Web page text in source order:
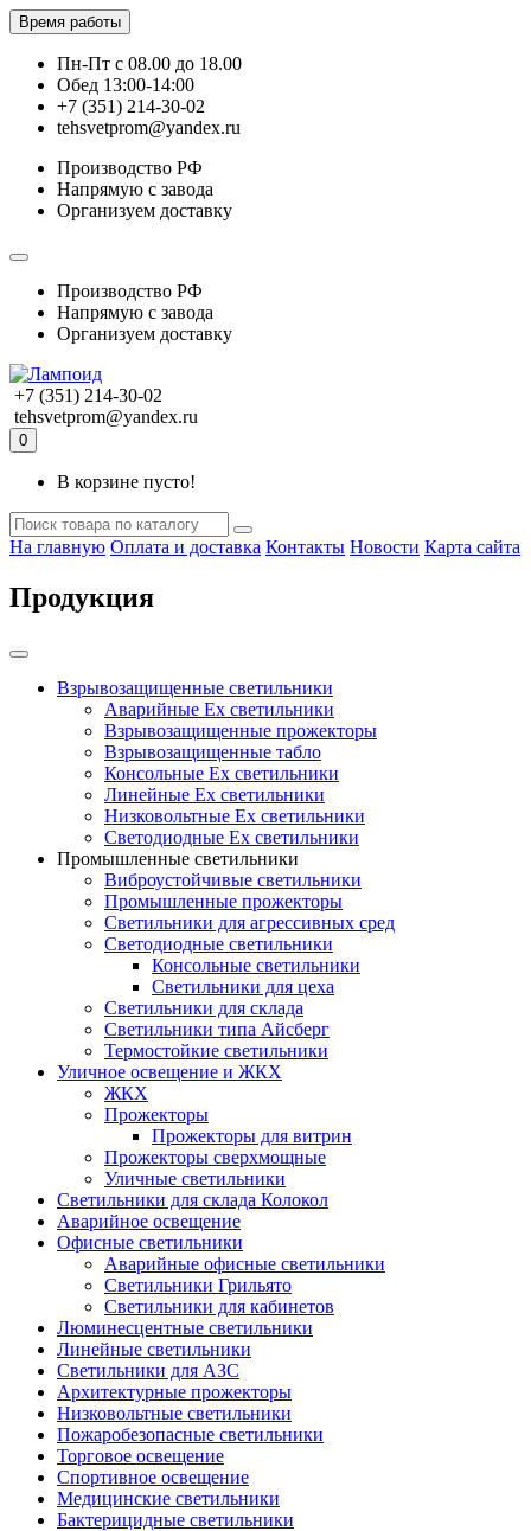
Время работы
Пн-Пт с 08.00 до 18.00
Обед 13:00-14:00
+7 (351) 214-30-02
tehsvetprom@yandex.ru
Производство РФ
Напрямую с завода
Организуем доставку
Производство РФ
Напрямую с завода
Организуем доставку
+7 (351) 214-30-02
tehsvetprom@yandex.ru
0
В корзине пусто!
На главную Оплата и доставка Контакты Новости Карта сайта
Продукция
Взрывозащищенные светильники
Аварийные Ex светильники
Взрывозащищенные прожекторы
Взрывозащищенные табло
Консольные Ех светильники
Линейные Ex светильники
Низковольтные Ex светильники
Светодиодные Ex светильники
Промышленные светильники
Виброустойчивые светильники
Промышленные прожекторы
Светильники для агрессивных сред
Светодиодные светильники
Консольные светильники
Светильники для цеха
Светильники для склада
Светильники типа Айсберг
Термостойкие светильники
Уличное освещение и ЖКХ
ЖКХ
Прожекторы
Прожекторы для витрин
Прожекторы сверхмощные
Уличные светильники
Светильники для склада Колокол
Аварийное освещение
Офисные светильники
Аварийные офисные светильники
Светильники Грильято
Светильники для кабинетов
Люминесцентные светильники
Линейные светильники
Светильники для АЗС
Архитектурные прожекторы
Низковольтные светильники
Пожаробезопасные светильники
Торговое освещение
Спортивное освещение
Медицинские светильники
Бактерицидные светильники